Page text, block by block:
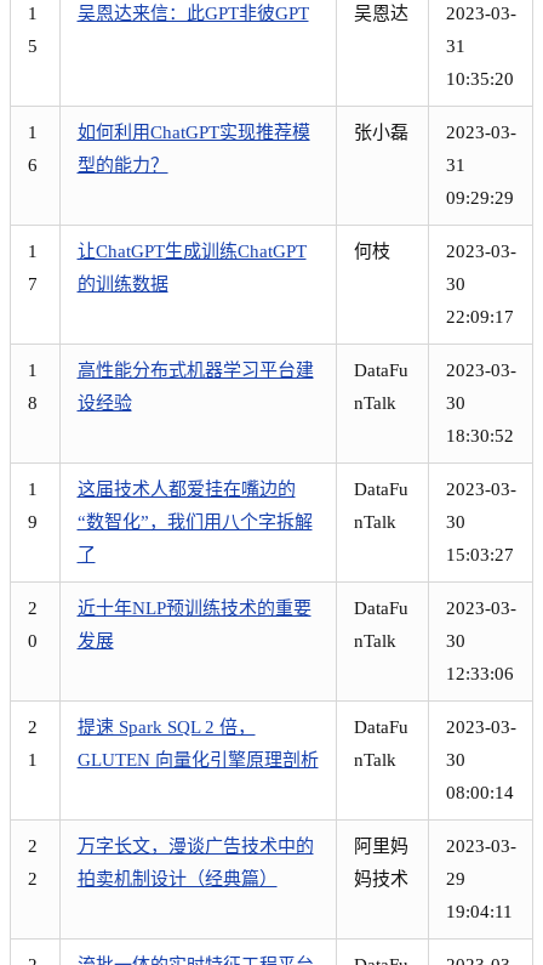
1
5
吴恩达来信：此GPT非彼GPT 吴恩达
2023-03-
31
10:35:20
1
6
如何利用ChatGPT实现推荐模
型的能力？
张小磊
2023-03-
31
09:29:29
1
7
让ChatGPT生成训练ChatGPT
的训练数据
何枝
2023-03-
30
22:09:17
1
8
高性能分布式机器学习平台建
设经验
DataFu
nTalk
2023-03-
30
18:30:52
1
9
这届技术人都爱挂在嘴边的
“数智化”，我们用八个字拆解
了
DataFu
nTalk
2023-03-
30
15:03:27
2
0
近十年NLP预训练技术的重要
发展
DataFu
nTalk
2023-03-
30
12:33:06
2
1
提速 Spark SQL 2 倍，
GLUTEN 向量化引擎原理剖析
DataFu
nTalk
2023-03-
30
08:00:14
2
2
万字长文，漫谈广告技术中的
拍卖机制设计（经典篇）
阿里妈
妈技术
2023-03-
29
19:04:11